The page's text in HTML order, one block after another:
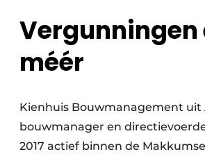
Vergunningen
méér
Kienhuis Bouwmanagement uit
bouwmanager en
2017 actief binnen de